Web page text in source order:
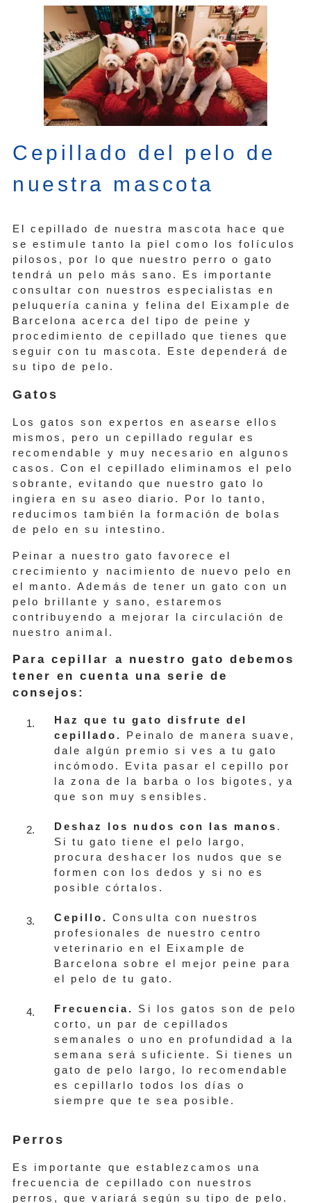
Cepillado del pelo de
nuestra mascota
El cepillado de nuestra mascota hace que
se estimule tanto la piel como los folículos
pilosos, por lo que nuestro perro o gato
tendrá un pelo más sano. Es importante
consultar con nuestros especialistas en
peluquería canina y felina del Eixample de
Barcelona acerca del tipo de peine y
procedimiento de cepillado que tienes que
seguir con tu mascota. Este dependerá de
su tipo de pelo.
Gatos
Los gatos son expertos en asearse ellos
mismos, pero un cepillado regular es
recomendable y muy necesario en algunos
casos. Con el cepillado eliminamos el pelo
sobrante, evitando que nuestro gato lo
ingiera en su aseo diario. Por lo tanto,
reducimos también la formación de bolas
de pelo en su intestino.
Peinar a nuestro gato favorece el
crecimiento y nacimiento de nuevo pelo en
el manto. Además de tener un gato con un
pelo brillante y sano, estaremos
contribuyendo a mejorar la circulación de
nuestro animal.
Para cepillar a nuestro gato debemos
tener en cuenta una serie de
consejos:
Haz que tu gato disfrute del
cepillado.
Peinalo de manera suave,
dale algún premio si ves a tu gato
incómodo. Evita pasar el cepillo por
la zona de la barba o los bigotes, ya
que son muy sensibles.
Deshaz los nudos con las manos .
Si tu gato tiene el pelo largo,
procura deshacer los nudos que se
formen con los dedos y si no es
posible córtalos.
Cepillo. Consulta con nuestros
profesionales de nuestro centro
veterinario en el Eixample de
Barcelona sobre el mejor peine para
el pelo de tu gato.
Frecuencia. Si los gatos son de pelo
corto, un par de cepillados
semanales o uno en profundidad a la
semana será suficiente. Si tienes un
gato de pelo largo, lo recomendable
es cepillarlo todos los días o
siempre que te sea posible.
Perros
Es importante que establezcamos una
frecuencia de cepillado con nuestros
perros, que variará según su tipo de pelo.